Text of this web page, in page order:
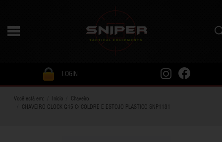
LOGIN
Você está em: Início
Chaveiro
CHAVEIRO GLOCK G45 C/ COLDRE E ESTOJO PLASTICO SNP1131